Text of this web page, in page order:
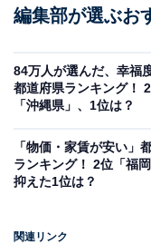
を楽しむ家族連れで
居住者からは、「閑
り、スーパー等や郵
10分圏内にある」
どの声がありました
編集部が選ぶお
84万人が選んだ、幸福
都道府県ランキング！
「沖縄県」、1位は？
「物価・家賃が安い」
ランキング！ 2位「福
抑えた1位は？
関連リンク